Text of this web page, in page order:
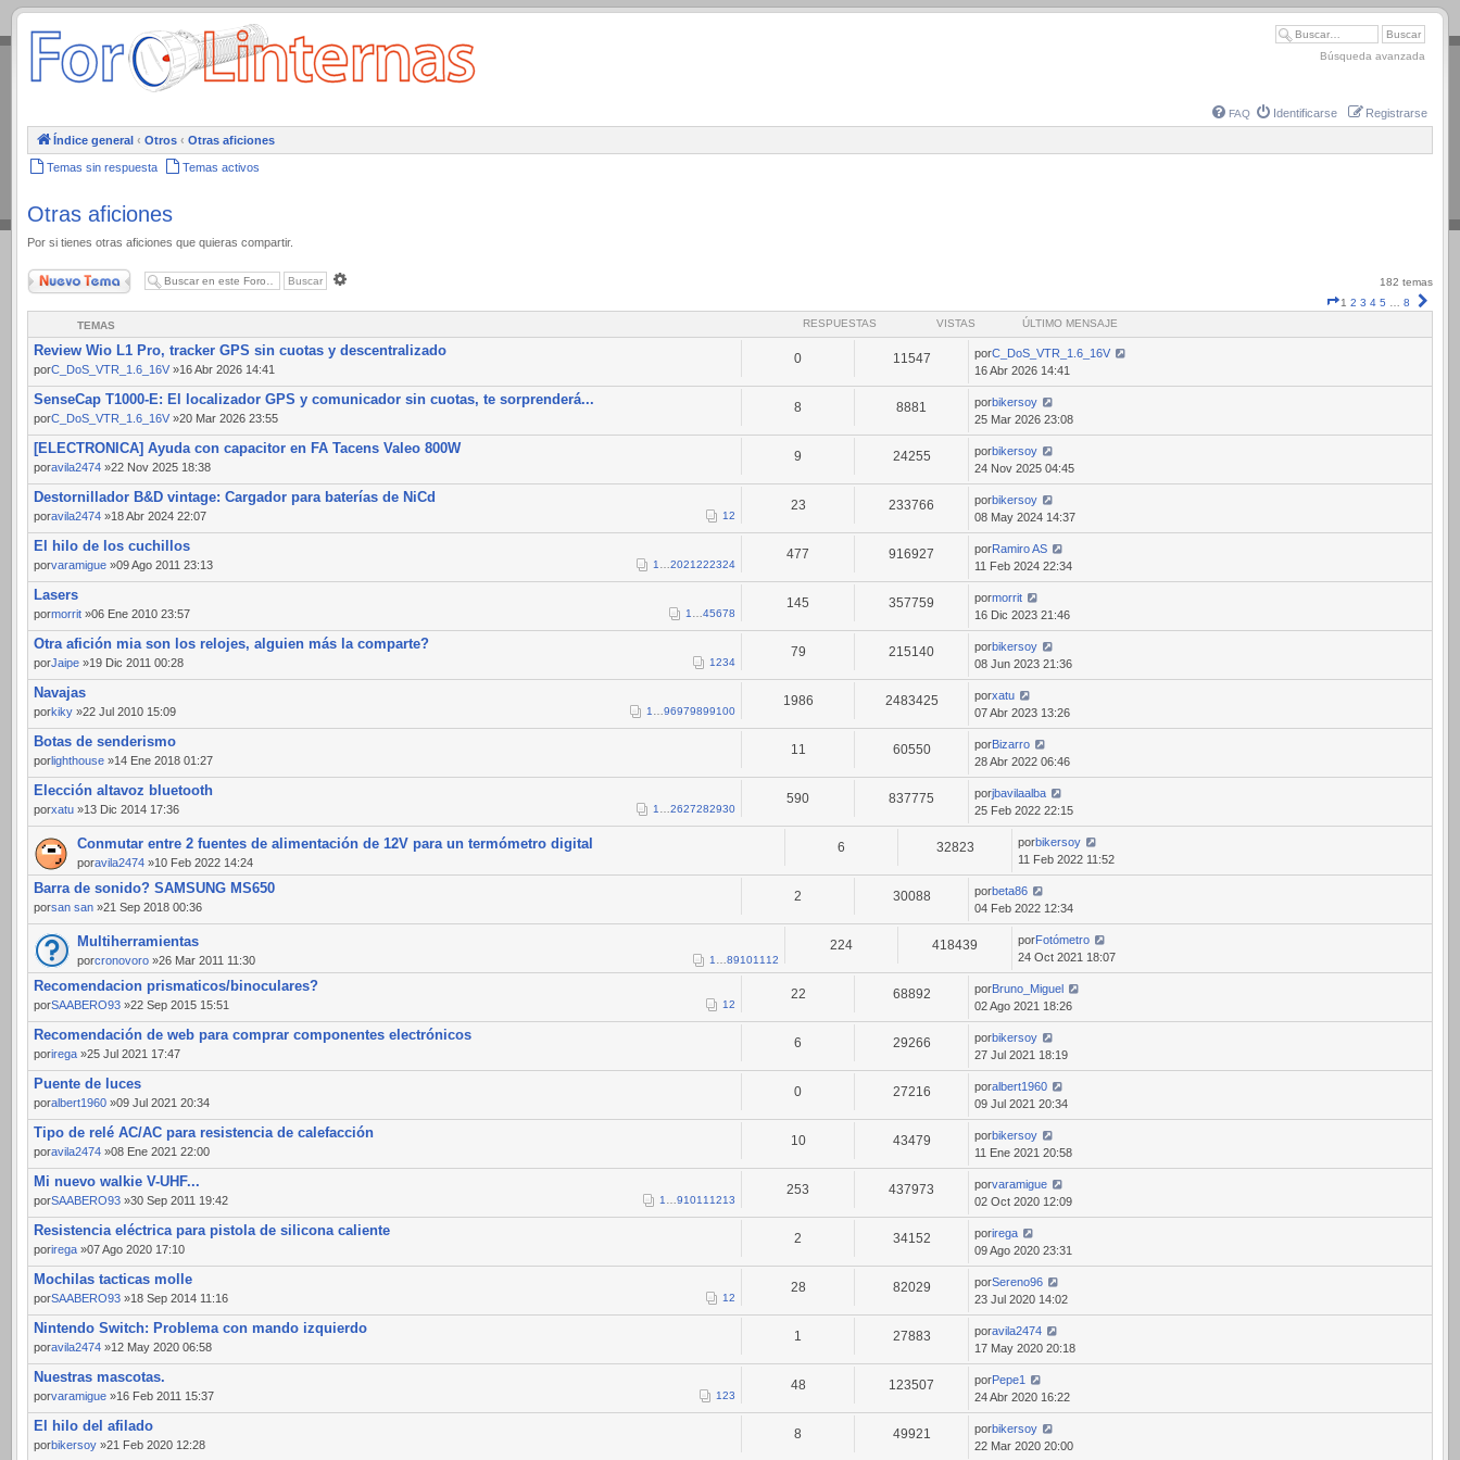
.
Búsqueda avanzada
FAQ Identificarse Registrarse
Índice general ‹ Otros ‹ Otras aficiones
Temas sin respuesta Temas activos
Otras aficiones
Por si tienes otras aficiones que quieras compartir.
Nuevo Tema
182 temas
Página
1 2 3 4 5 8
TEMAS RESPUESTAS VISTAS ÚLTIMO MENSAJE
Review Wio L1 Pro, tracker GPS sin cuotas y descentralizado
porC_DoS_VTR_1.6_16V »16 Abr 2026 14:41
0 11547 porC_DoS_VTR_1.6_16V
16 Abr 2026 14:41
SenseCap T1000-E: El localizador GPS y comunicador sin cuotas, te sorprenderá...
porC_DoS_VTR_1.6_16V »20 Mar 2026 23:55
8 8881 porbikersoy
25 Mar 2026 23:08
[ELECTRONICA] Ayuda con capacitor en FA Tacens Valeo 800W
poravila2474 »22 Nov 2025 18:38
9 24255 porbikersoy
24 Nov 2025 04:45
Destornillador B&D vintage: Cargador para baterías de NiCd
poravila2474 »18 Abr 2024 22:07 12
23 233766 porbikersoy
08 May 2024 14:37
El hilo de los cuchillos
porvaramigue »09 Ago 2011 23:13 1 2021222324
477 916927 porRamiro AS
11 Feb 2024 22:34
Lasers
pormorrit »06 Ene 2010 23:57 1 45678
145 357759 pormorrit
16 Dic 2023 21:46
Otra afición mia son los relojes, alguien más la comparte?
porJaipe »19 Dic 2011 00:28 1234
79 215140 porbikersoy
08 Jun 2023 21:36
Navajas
porkiky »22 Jul 2010 15:09 1 96979899100
1986 2483425 porxatu
07 Abr 2023 13:26
Botas de senderismo
porlighthouse »14 Ene 2018 01:27
11 60550 porBizarro
28 Abr 2022 06:46
Elección altavoz bluetooth
porxatu »13 Dic 2014 17:36 1 2627282930
590 837775 porjbavilaalba
25 Feb 2022 22:15
Conmutar entre 2 fuentes de alimentación de 12V para un termómetro digital
poravila2474 »10 Feb 2022 14:24
6 32823 porbikersoy
11 Feb 2022 11:52
Barra de sonido? SAMSUNG MS650
porsan san »21 Sep 2018 00:36
2 30088 porbeta86
04 Feb 2022 12:34
Multiherramientas
porcronovoro »26 Mar 2011 11:30 1 891011 12
224 418439 porFotómetro
24 Oct 2021 18:07
Recomendacion prismaticos/binoculares?
porSAABERO93 »22 Sep 2015 15:51 12
22 68892 porBruno_Miguel
02 Ago 2021 18:26
Recomendación de web para comprar componentes electrónicos
porirega »25 Jul 2021 17:47
6 29266 porbikersoy
27 Jul 2021 18:19
Puente de luces
poralbert1960 »09 Jul 2021 20:34
0 27216 poralbert1960
09 Jul 2021 20:34
Tipo de relé AC/AC para resistencia de calefacción
poravila2474 »08 Ene 2021 22:00
10 43479 porbikersoy
11 Ene 2021 20:58
Mi nuevo walkie V-UHF...
porSAABERO93 »30 Sep 2011 19:42 1 91011 1213
253 437973 porvaramigue
02 Oct 2020 12:09
Resistencia eléctrica para pistola de silicona caliente
porirega »07 Ago 2020 17:10
2 34152 porirega
09 Ago 2020 23:31
Mochilas tacticas molle
porSAABERO93 »18 Sep 2014 11:16 12
28 82029 porSereno96
23 Jul 2020 14:02
Nintendo Switch: Problema con mando izquierdo
poravila2474 »12 May 2020 06:58
1 27883 poravila2474
17 May 2020 20:18
Nuestras mascotas.
porvaramigue »16 Feb 2011 15:37 123
48 123507 porPepe1
24 Abr 2020 16:22
El hilo del afilado
porbikersoy »21 Feb 2020 12:28
8 49921 porbikersoy
22 Mar 2020 20:00